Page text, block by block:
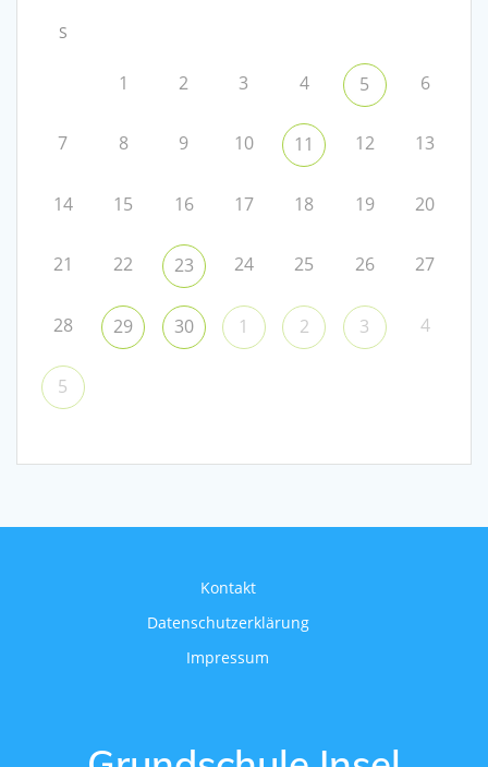
S
1 2 3 4 5 6
7 8 9 10 11 12 13
14 15 16 17 18 19 20
21 22 23 24 25 26 27
28 29 30 1 2 3 4
5
Kontakt
Datenschutzerklärung
Impressum